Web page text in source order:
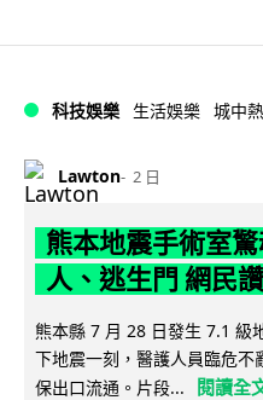
科技娛樂 生活娛樂 城中
Lawton 2 日
熊本地震手術室
人、逃生門 網民
熊本縣 7 月 28 日發生 7.1 級
下地震一刻，醫護人員臨危不
保出口流通。片段...
閱讀全